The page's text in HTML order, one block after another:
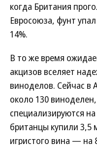
когда Британия
Евросоюза, фунт
14%.
В то же время
акцизов вселяет
виноделов. Сейчас в
около 130
специализируются
британцы купили 3,5
игристого вина —